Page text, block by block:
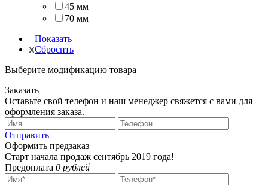
45 мм
70 мм
Показать
Сбросить
Выберите модификацию товара
Заказать
Оставьте свой телефон и наш менеджер свяжется с вами для
оформления заказа.
Отправить
Оформить предзаказ
Старт начала продаж сентябрь 2019 года!
Предоплата 0 рублей